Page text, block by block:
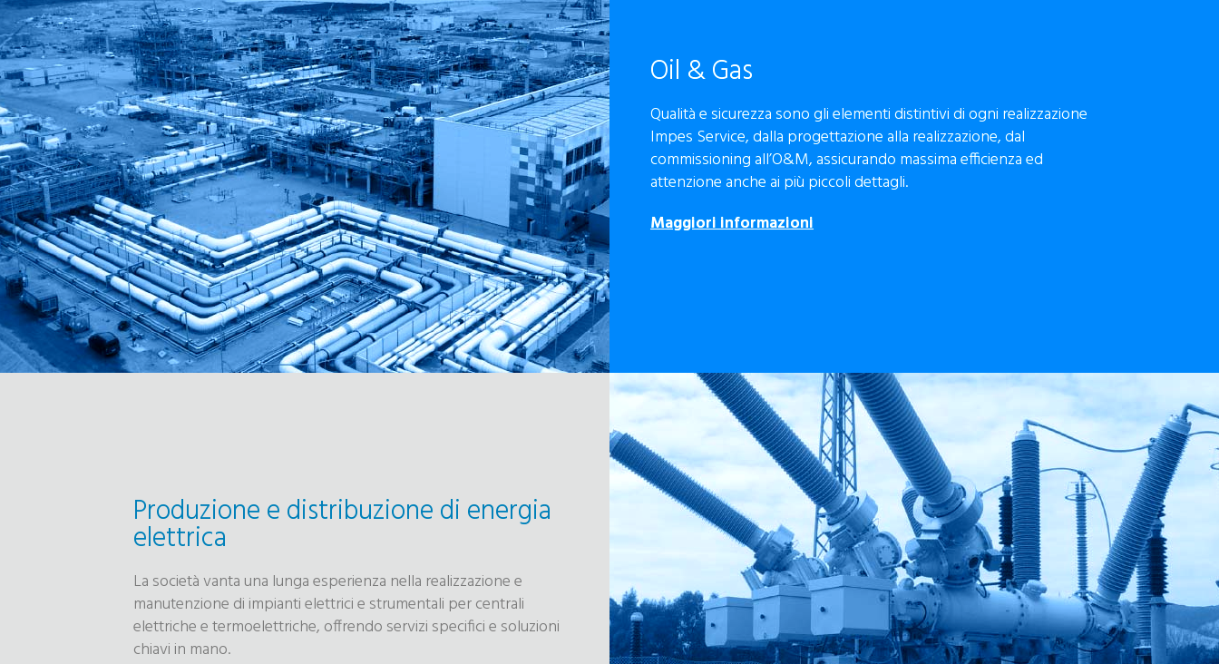
Oil & Gas
Qualità e sicurezza sono gli elementi distintivi di ogni realizzazione
Impes Service, dalla progettazione alla realizzazione, dal
commissioning all’O&M, assicurando massima efficienza ed
attenzione anche ai più piccoli dettagli.
Maggiori informazioni
Produzione e distribuzione di energia
elettrica
La società vanta una lunga esperienza nella realizzazione e
manutenzione di impianti elettrici e strumentali per centrali
elettriche e termoelettriche, offrendo servizi specifici e soluzioni
chiavi in mano.